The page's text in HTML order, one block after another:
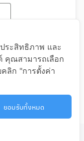
ระสิทธิภาพ และ
คุณสามารถเลือก
ลิก "การตั้งค่า
ยอมรับทั้งหมด